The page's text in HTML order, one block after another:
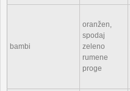
bambi
oranžen,
spodaj
zeleno
rumene
proge